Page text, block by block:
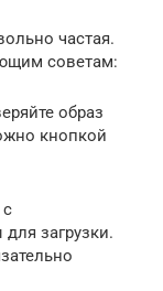
частая.
советам:
образ
кнопкой
загрузки.